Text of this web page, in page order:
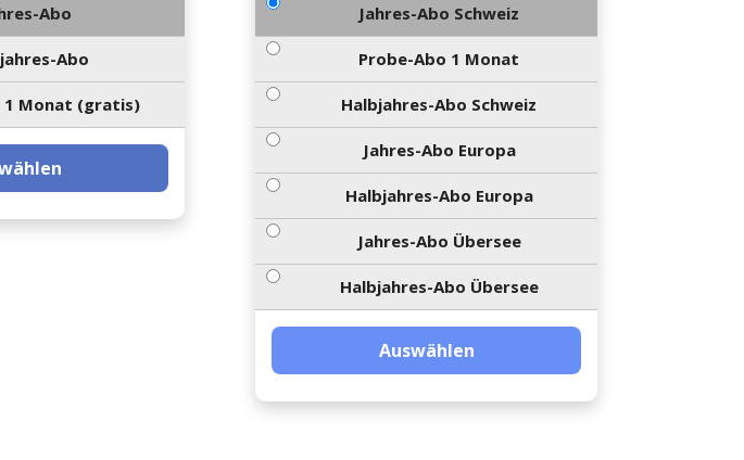
Abo
Abo
1 Monat (gratis)
Jahres-Abo Schweiz
Probe-Abo 1 Monat
Halbjahres-Abo Schweiz
Jahres-Abo Europa
Halbjahres-Abo Europa
Jahres-Abo Übersee
Halbjahres-Abo Übersee
Auswählen